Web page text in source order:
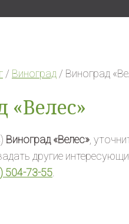
/ Виноград / Виноград
«Велес»
Виноград «Велес» ,
другие
504-73-55